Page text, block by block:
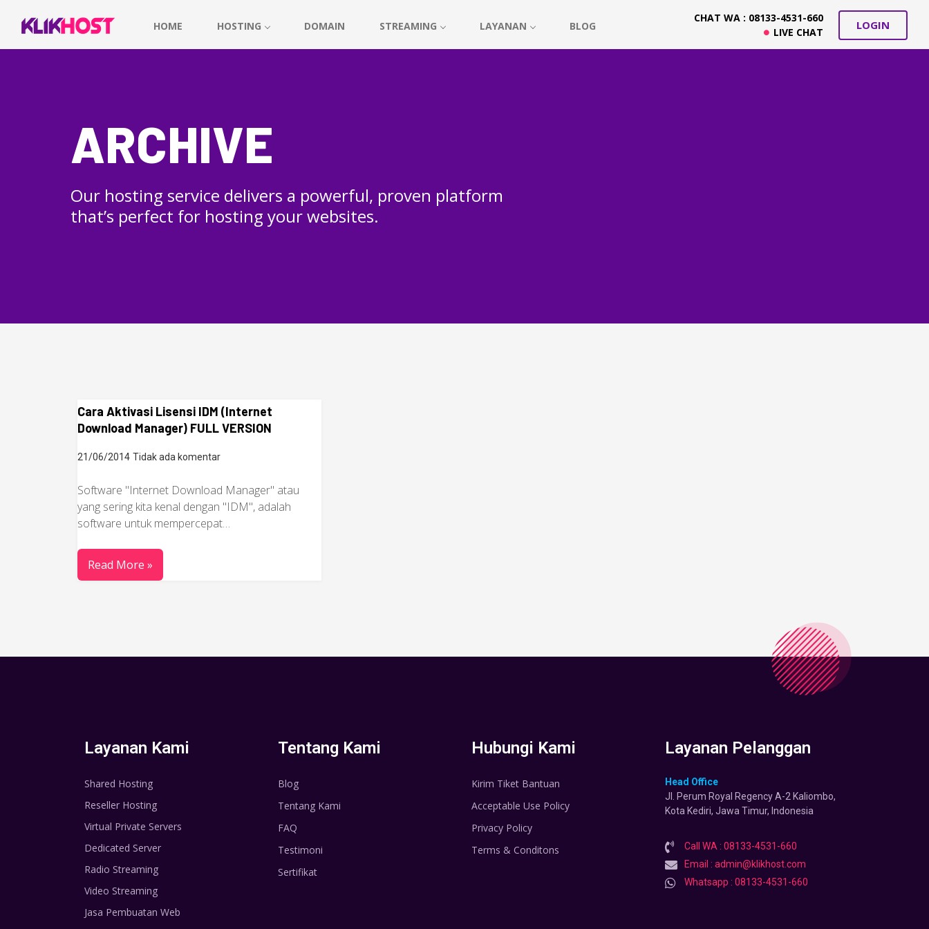
HOME HOSTING DOMAIN STREAMING LAYANAN BLOG
CHAT WA : 08133-4531-660
LIVE CHAT
LOGIN
ARCHIVE
Our hosting service delivers a powerful, proven platform
that’s perfect for hosting your websites.
Cara Aktivasi Lisensi IDM (Internet
Download Manager) FULL VERSION
21/06/2014 Tidak ada komentar
Software "Internet Download Manager" atau
yang sering kita kenal dengan "IDM", adalah
software untuk mempercepat…
Read More »
Layanan Kami
Shared Hosting
Reseller Hosting
Virtual Private Servers
Dedicated Server
Radio Streaming
Video Streaming
Jasa Pembuatan Web
Tentang Kami
Blog
Tentang Kami
FAQ
Testimoni
Sertifikat
Hubungi Kami
Kirim Tiket Bantuan
Acceptable Use Policy
Privacy Policy
Terms & Conditons
Layanan Pelanggan
Head Office
Jl. Perum Royal Regency A-2 Kaliombo,
Kota Kediri, Jawa Timur, Indonesia
Call WA : 08133-4531-660
Email : admin@klikhost.com
Whatsapp : 08133-4531-660